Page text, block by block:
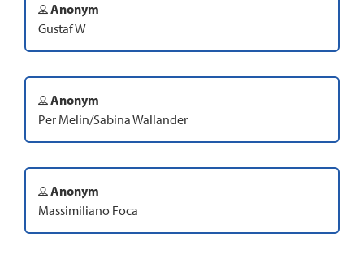
Anonym
Gustaf W
Anonym
Per Melin/Sabina Wallander
Anonym
Massimiliano Foca